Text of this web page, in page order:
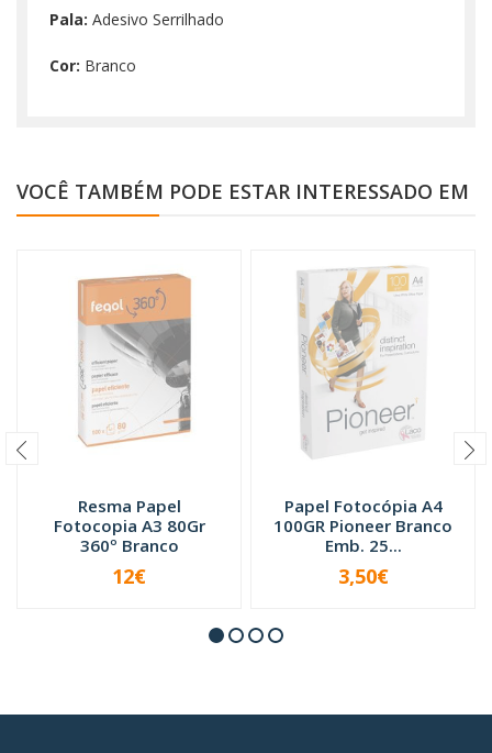
Pala: Adesivo Serrilhado
Cor: Branco
VOCÊ TAMBÉM PODE ESTAR INTERESSADO EM
Resma Papel
Fotocopia A3 80Gr
360º Branco
INDISPONÍVEL
12€
Papel Fotocópia A4
100GR Pioneer Branco
Emb. 25...
INDISPONÍVEL
3,50€